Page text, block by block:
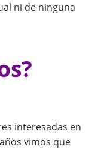
ni de ninguna
interesadas en
vimos que